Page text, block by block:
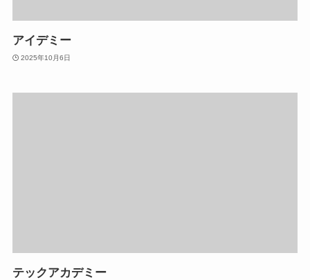
アイデミー
2025年10月6日
テックアカデミー